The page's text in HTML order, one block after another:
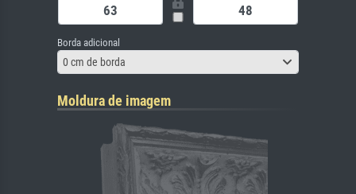
Borda adicional
0 cm de borda
Moldura de imagem